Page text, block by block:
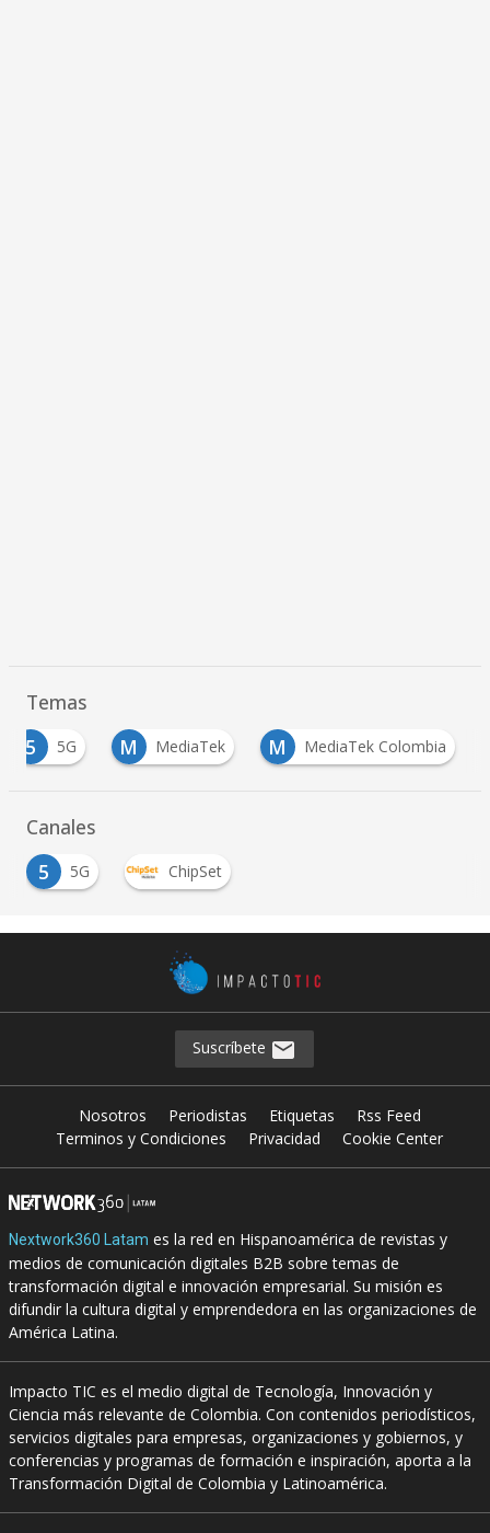
Temas
5
5G M MediaTek M MediaTek Colombia
Canales
5
5G ChipSet
Suscríbete
Nosotros Periodistas Etiquetas
Rss Feed
Terminos y Condiciones
Privacidad Cookie Center
Nextwork360 Latam es la red en Hispanoamérica de revistas y
medios de comunicación digitales B2B sobre temas de
transformación digital e innovación empresarial. Su misión es
difundir la cultura digital y emprendedora en las organizaciones de
América Latina.
Impacto TIC es el medio digital de Tecnología, Innovación y
Ciencia más relevante de Colombia. Con contenidos periodísticos,
servicios digitales para empresas, organizaciones y gobiernos, y
conferencias y programas de formación e inspiración, aporta a la
Transformación Digital de Colombia y Latinoamérica.